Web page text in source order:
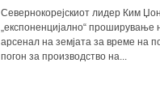
Севернокорејскиот лидер Ким
„експоненцијално“ проширување
арсенал на земјата за време на
погон за производство на...